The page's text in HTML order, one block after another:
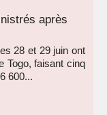
après
28 et 29 juin ont
Togo, faisant cinq
600...